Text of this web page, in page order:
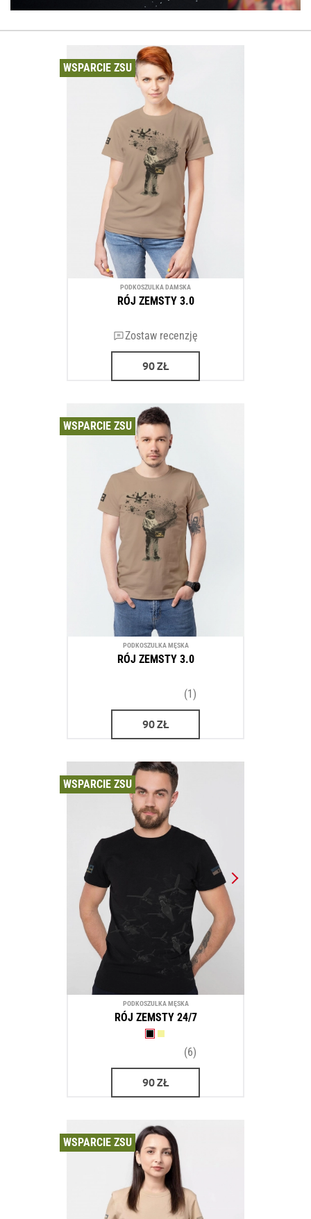
WSPARCIE ZSU
PODKOSZULKA DAMSKA
RÓJ ZEMSTY 3.0
Zostaw recenzję
90ZŁ
WSPARCIE ZSU
PODKOSZULKA MĘSKA
RÓJ ZEMSTY 3.0
(1)
90ZŁ
WSPARCIE ZSU
PODKOSZULKA MĘSKA
RÓJ ZEMSTY 24/7
(6)
90ZŁ
WSPARCIE ZSU